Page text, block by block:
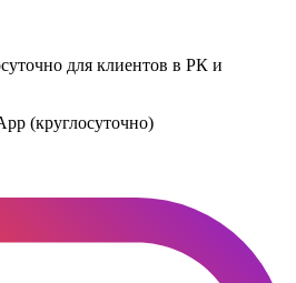
для клиентов в РК и
(круглосуточно)